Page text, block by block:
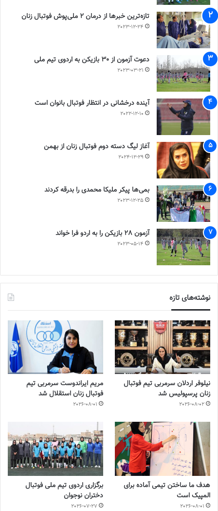
تازه‌ترین خبرها از درمان ۲ ملی‌پوش فوتبال زنان
2023-12-24
دعوت آزمون از 30 بازیکن به اردوی تیم ملی
2023-03-21
آینده درخشانی در انتظار فوتبال بانوان است
2022-12-10
آغاز لیگ دسته دوم فوتبال زنان از بهمن
2024-12-29
بمی‌ها پیکر ملیکا محمدی را بدرقه کردند
2023-12-25
آزمون 28 بازیکن را به اردو فرا خواند
2023-05-14
نوشته‌های تازه
نیلوفر اردلان سرمربی تیم فوتبال
زنان پرسپولیس شد
2026-08-02
مریم ایراندوست سرمربی تیم
فوتبال زنان استقلال شد
2026-08-01
هدف ما ساختن تیمی آماده برای
المپیک است
2026-08-01
برگزاری اردوی تیم ملی فوتبال
دختران نوجوان
2026-07-27